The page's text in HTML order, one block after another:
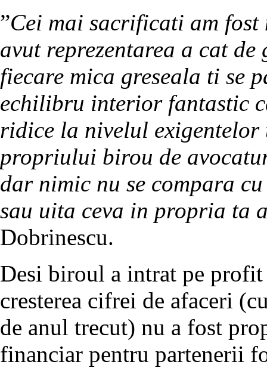
”Cei mai sacrificati am fost
avut reprezentarea a cat
fiecare mica greseala ti se
echilibru interior fantastic
ridice la nivelul
propriului birou de
dar nimic nu se compara
sau uita ceva in propria ta
Dobrinescu.
Desi biroul a intrat pe profit
cresterea cifrei de afaceri
de anul trecut) nu a fost
financiar pentru partenerii